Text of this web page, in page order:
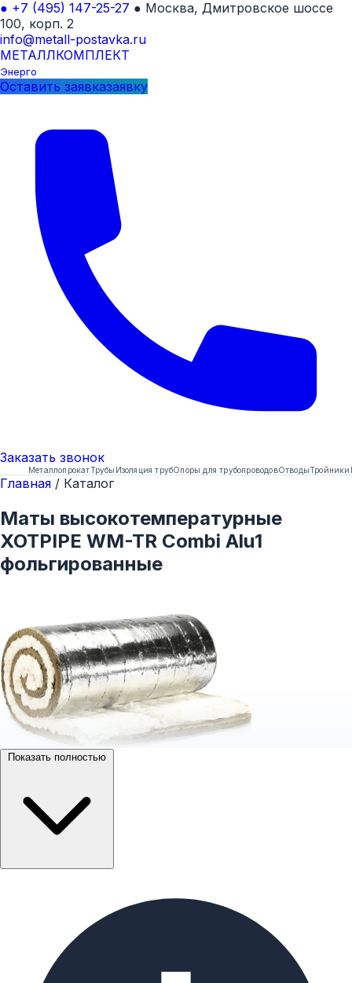
● +7 (495) 147-25-27 ● Москва, Дмитровское шоссе
100, корп. 2
info@metall-postavka.ru
МЕТАЛЛКОМПЛЕКТ
Энерго
Оставить заявказаявку
Заказать звонок
МеталлопрокатТрубы Изоляция трубОпоры для трубопроводовОтводыТройники
Главная / Каталог
Маты высокотемпературные
XOTPIPE WM-TR Combi Alu1
фольгированные
Высокотемпературные фольгированные маты со
вставкой из муллито-кремнеземистой ваты.
электростанциях в 3 раза реже. Постоянная рабочая
температура теплоносителя для матов комби выше,
чем максимальная температура применения
базальтовой изоляции.
Идеально подходят для теплоизоляции
Показать полностью